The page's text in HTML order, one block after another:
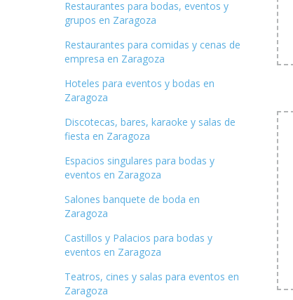
Restaurantes para bodas, eventos y
grupos en Zaragoza
Restaurantes para comidas y cenas de
empresa en Zaragoza
Hoteles para eventos y bodas en
Zaragoza
Discotecas, bares, karaoke y salas de
fiesta en Zaragoza
Espacios singulares para bodas y
eventos en Zaragoza
Salones banquete de boda en
Zaragoza
Castillos y Palacios para bodas y
eventos en Zaragoza
Teatros, cines y salas para eventos en
Zaragoza